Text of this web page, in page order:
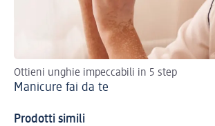
Ottieni unghie impeccabili in 5 step
Manicure fai da te
Prodotti simili